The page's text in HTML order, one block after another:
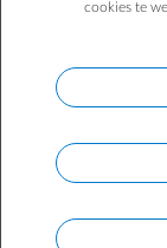
Vlaanderen
Brussel
Bij een verhuis van
het niet nodig om
sturen. De
cookies te